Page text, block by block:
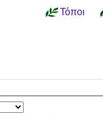
Τόποι